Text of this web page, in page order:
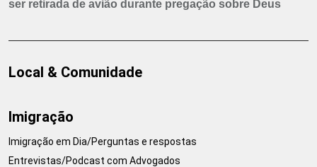
ser retirada de avião durante pregação sobre Deus
Local & Comunidade
Imigração
Imigração em Dia/Perguntas e respostas
Entrevistas/Podcast com Advogados